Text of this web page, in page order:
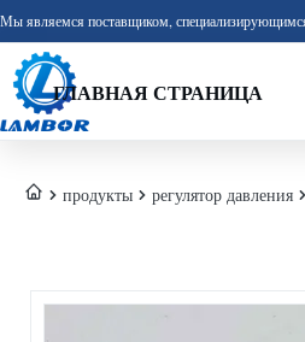
Мы являемся поставщиком,
ГЛАВНАЯ СТРАНИЦА
продукты регулятор давления